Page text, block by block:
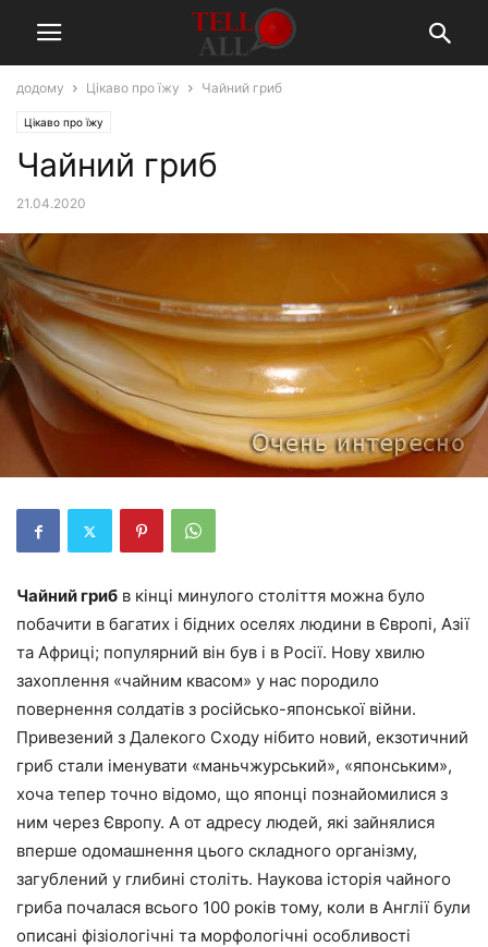
додому Цікаво про їжу Чайний гриб
Цікаво про їжу
Чайний гриб
21.04.2020
Чайний гриб в кінці минулого століття можна було
побачити в багатих і бідних оселях людини в Європі, Азії
та Африці; популярний він був і в Росії. Нову хвилю
захоплення «чайним квасом» у нас породило
повернення солдатів з російсько-японської війни.
Привезений з Далекого Сходу нібито новий, екзотичний
гриб стали іменувати «маньчжурський», «японським»,
хоча тепер точно відомо, що японці познайомилися з
ним через Європу. А от адресу людей, які зайнялися
вперше одомашнення цього складного організму,
загублений у глибині століть. Наукова історія чайного
гриба почалася всього 100 років тому, коли в Англії були
описані фізіологічні та морфологічні особливості